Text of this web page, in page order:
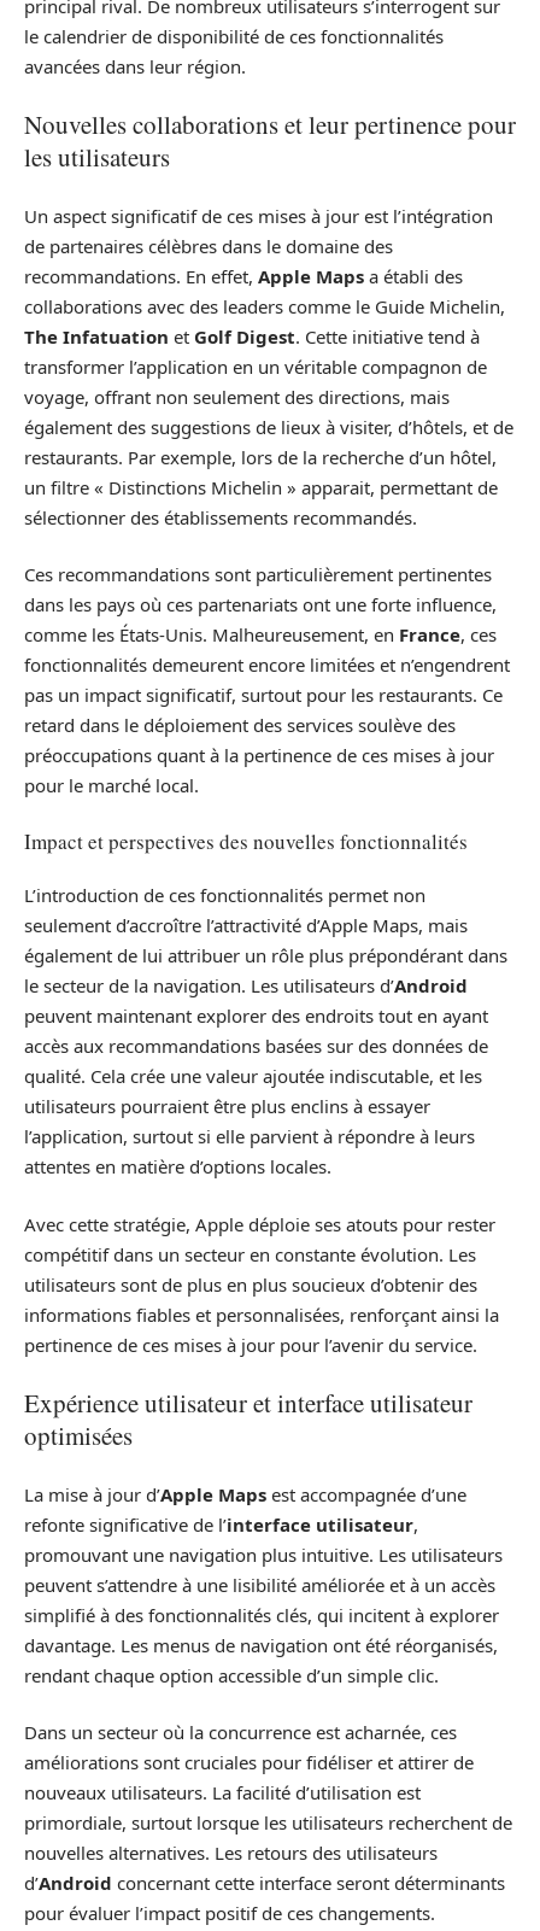
principal rival. De nombreux utilisateurs s’interrogent sur
le calendrier de disponibilité de ces fonctionnalités
avancées dans leur région.
Nouvelles collaborations et leur pertinence pour
les utilisateurs
Un aspect significatif de ces mises à jour est l’intégration
de partenaires célèbres dans le domaine des
recommandations. En effet, Apple Maps a établi des
collaborations avec des leaders comme le Guide Michelin,
The Infatuation et Golf Digest. Cette initiative tend à
transformer l’application en un véritable compagnon de
voyage, offrant non seulement des directions, mais
également des suggestions de lieux à visiter, d’hôtels, et de
restaurants. Par exemple, lors de la recherche d’un hôtel,
un filtre « Distinctions Michelin » apparait, permettant de
sélectionner des établissements recommandés.
Ces recommandations sont particulièrement pertinentes
dans les pays où ces partenariats ont une forte influence,
comme les États-Unis. Malheureusement, en France, ces
fonctionnalités demeurent encore limitées et n’engendrent
pas un impact significatif, surtout pour les restaurants. Ce
retard dans le déploiement des services soulève des
préoccupations quant à la pertinence de ces mises à jour
pour le marché local.
Impact et perspectives des nouvelles fonctionnalités
L’introduction de ces fonctionnalités permet non
seulement d’accroître l’attractivité d’Apple Maps, mais
également de lui attribuer un rôle plus prépondérant dans
le secteur de la navigation. Les utilisateurs d’Android
peuvent maintenant explorer des endroits tout en ayant
accès aux recommandations basées sur des données de
qualité. Cela crée une valeur ajoutée indiscutable, et les
utilisateurs pourraient être plus enclins à essayer
l’application, surtout si elle parvient à répondre à leurs
attentes en matière d’options locales.
Avec cette stratégie, Apple déploie ses atouts pour rester
compétitif dans un secteur en constante évolution. Les
utilisateurs sont de plus en plus soucieux d’obtenir des
informations fiables et personnalisées, renforçant ainsi la
pertinence de ces mises à jour pour l’avenir du service.
Expérience utilisateur et interface utilisateur
optimisées
La mise à jour d’Apple Maps est accompagnée d’une
refonte significative de l’interface utilisateur,
promouvant une navigation plus intuitive. Les utilisateurs
peuvent s’attendre à une lisibilité améliorée et à un accès
simplifié à des fonctionnalités clés, qui incitent à explorer
davantage. Les menus de navigation ont été réorganisés,
rendant chaque option accessible d’un simple clic.
Dans un secteur où la concurrence est acharnée, ces
améliorations sont cruciales pour fidéliser et attirer de
nouveaux utilisateurs. La facilité d’utilisation est
primordiale, surtout lorsque les utilisateurs recherchent de
nouvelles alternatives. Les retours des utilisateurs
d’Android concernant cette interface seront déterminants
pour évaluer l’impact positif de ces changements.